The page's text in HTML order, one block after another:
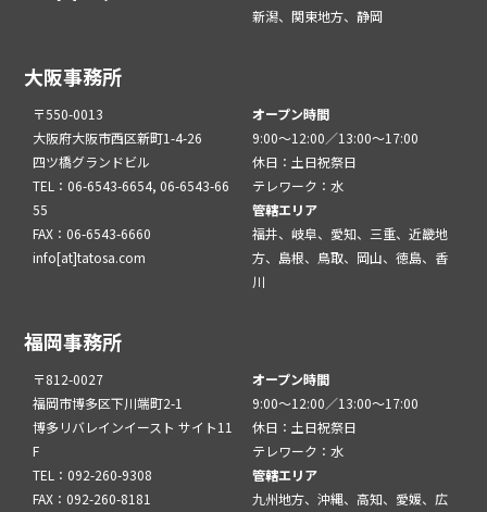
新潟、関東地方、静岡
大阪事務所
〒550-0013
大阪府大阪市西区新町1-4-26
四ツ橋グランドビル
TEL：06-6543-6654, 06-6543-66
55
FAX：06-6543-6660
info[at]tatosa.com
オープン時間
9:00～12:00／13:00～17:00
休日：土日祝祭日
テレワーク：水
管轄エリア
福井、岐阜、愛知、三重、近畿地
方、島根、鳥取、岡山、徳島、香
川
福岡事務所
〒812-0027
福岡市博多区下川端町2-1
博多リバレインイースト サイト11
F
TEL：092-260-9308
FAX：092-260-8181
オープン時間
9:00～12:00／13:00～17:00
休日：土日祝祭日
テレワーク：水
管轄エリア
九州地方、沖縄、高知、愛媛、広